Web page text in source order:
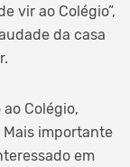
vir ao Colégio”,
da casa
Colégio,
importante
em